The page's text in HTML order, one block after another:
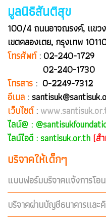
มูลนิธิสันติสุข
100/4 ถนนอาจณรงค์, แขว
เขตคลองเตย, กรุงเทพ
โทรศัพท์:02-240-1729
02-240-1730
โทรสาร : 0-2249-7312
อีเมล :
เว็บไซต์:
ไลน์@ :
ไลน์ไอดี : santisuk.or.th (ส
บริจาคให้เด็กๆ
แบบฟอร์มบริจาคแจ้งการโอ
บริจาคผ่านบัญชีธนาคารและ